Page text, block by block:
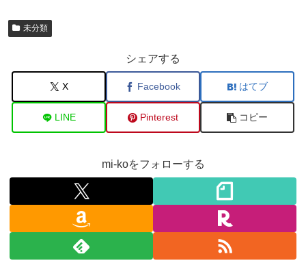
未分類
シェアする
X Facebook はてブ
LINE Pinterest コピー
mi-koをフォローする